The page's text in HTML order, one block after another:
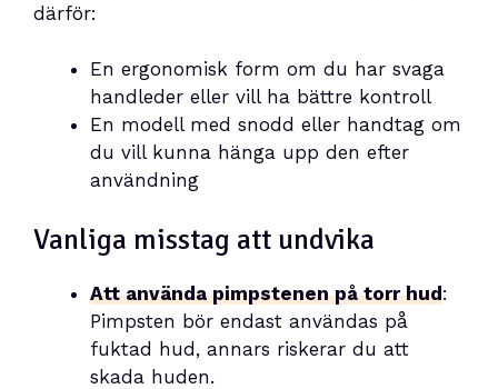
därför:
En ergonomisk form om du har svaga
handleder eller vill ha bättre kontroll
En modell med snodd eller handtag om
du vill kunna hänga upp den efter
användning
Vanliga misstag att undvika
Att använda pimpstenen på torr hud:
Pimpsten bör endast användas på
fuktad hud, annars riskerar du att
skada huden.